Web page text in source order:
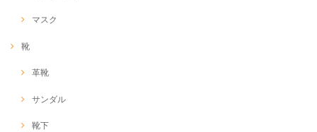
マスク
靴
革靴
サンダル
靴下